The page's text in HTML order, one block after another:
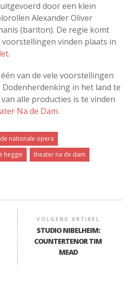
door een klein
Alexander Oliver
(bariton). De regie komt
vinden plaats in
.
van de vele voorstellingen
Dodenherdenking in het land te
alle producties is te vinden
Na de Dam.
de nationale opera
heggie
theater na de dam
VOLGEND ARTIKEL
STUDIO NIBELHEIM:
COUNTERTENOR TIM
MEAD